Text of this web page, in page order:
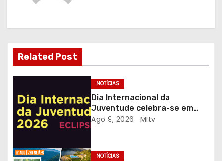
ç
ã
o
e
a
r
Related Post
NOTÍCIAS
Dia Internacional da
Juventude celebra-se em
Gaia com desporto, música e
Ago 9, 2026 MItv
NOTÍCIAS